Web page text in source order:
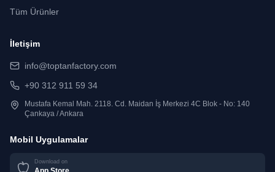
Tüm Ürünler
İletişim
info@toptanfactory.com
+90 312 911 59 34
Mustafa Kemal Mah. 2118. Cd. Maidan İş Merkezi 4C Blok - No: 140
Çankaya / Ankara
Mobil Uygulamalar
Download on